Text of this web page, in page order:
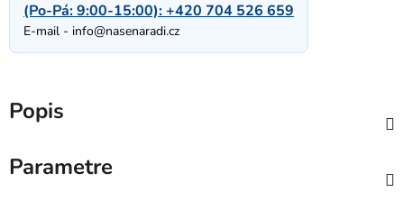
(Po-Pá: 9:00-15:00):+420 704 526 659
E-mail - info@nasenaradi.cz
Popis
Parametre